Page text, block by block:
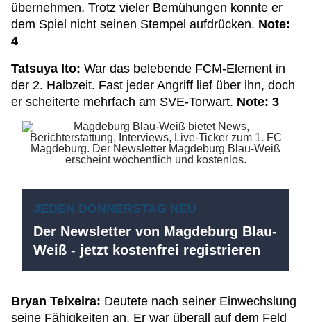
übernehmen. Trotz vieler Bemühungen konnte er
dem Spiel nicht seinen Stempel aufdrücken. Note:
4
Tatsuya Ito: War das belebende FCM-Element in
der 2. Halbzeit. Fast jeder Angriff lief über ihn, doch
er scheiterte mehrfach am SVE-Torwart. Note: 3
JEDEN DONNERSTAG NEU
Der Newsletter von Magdeburg Blau-
Weiß - jetzt kostenfrei registrieren
Bryan Teixeira: Deutete nach seiner Einwechslung
seine Fähigkeiten an. Er war überall auf dem Feld